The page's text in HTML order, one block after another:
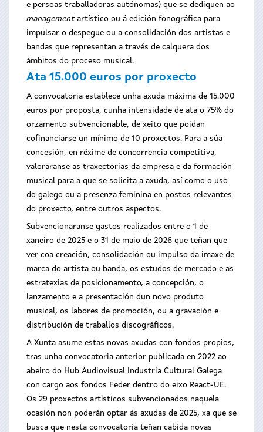
e persoas traballadoras autónomas) que se dediquen ao
managementartístico ou á edición fonográfica para
impulsar o despegue ou a consolidación dos artistas e
bandas que representan a través de calquera dos
ámbitos do proceso musical.
Ata 15.000 euros por proxecto
A convocatoria establece unha axuda máxima de 15.000
euros por proposta, cunha intensidade de ata o 75% do
orzamento subvencionable, de xeito que poidan
cofinanciarse un mínimo de 10 proxectos. Para a súa
concesión, en réxime de concorrencia competitiva,
valoraranse as traxectorias da empresa e da formación
musical para a que se solicita a axuda, así como o uso
do galego ou a presenza feminina en postos relevantes
do proxecto, entre outros aspectos.
Subvencionaranse gastos realizados entre o 1 de
xaneiro de 2025 e o 31 de maio de 2026 que teñan que
ver coa creación, consolidación ou impulso da imaxe de
marca do artista ou banda, os estudos de mercado e as
estratexias de posicionamento, a concepción, o
lanzamento e a presentación dun novo produto
musical, os labores de promoción, ou a gravación e
distribución de traballos discográficos.
A Xunta asume estas novas axudas con fondos propios,
tras unha convocatoria anterior publicada en 2022 ao
abeiro do Hub Audiovisual Industria Cultural Galega
con cargo aos fondos Feder dentro do eixo React-UE.
Os 29 proxectos artísticos subvencionados naquela
ocasión non poderán optar ás axudas de 2025, xa que se
busca que nesta convocatoria teñan cabida novas